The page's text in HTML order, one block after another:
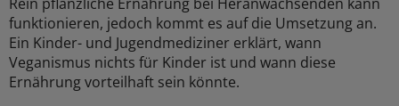
funktionieren, jedoch kommt es auf die Umsetzung an.
Ein Kinder- und Jugendmediziner erklärt, wann
Veganismus nichts für Kinder ist und wann diese
Ernährung vorteilhaft sein könnte.